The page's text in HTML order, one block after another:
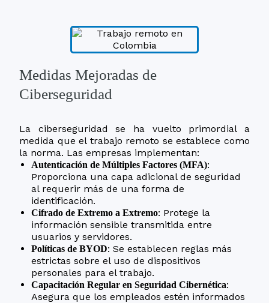
Medidas Mejoradas de
Ciberseguridad
La ciberseguridad se ha vuelto primordial a
medida que el trabajo remoto se establece como
la norma. Las empresas implementan:
Autenticación de Múltiples Factores (MFA):
Proporciona una capa adicional de seguridad
al requerir más de una forma de
identificación.
Cifrado de Extremo a Extremo: Protege la
información sensible transmitida entre
usuarios y servidores.
Políticas de BYOD: Se establecen reglas más
estrictas sobre el uso de dispositivos
personales para el trabajo.
Capacitación Regular en Seguridad Cibernética:
Asegura que los empleados estén informados